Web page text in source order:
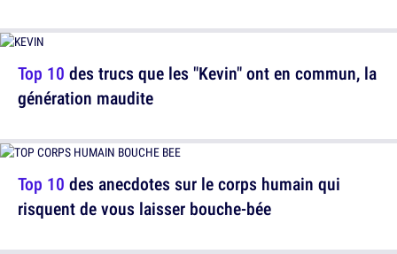
Top 10 des anecdotes sur le corps humain qui
risquent de vous laisser bouche-bée
Top 10 des trucs que les "Kevin" ont en commun, la
génération maudite